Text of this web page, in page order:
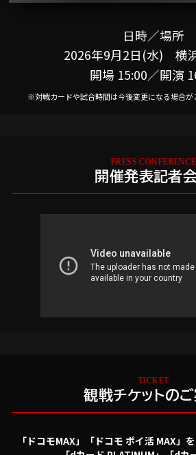
日時／場所
2026年9月2日(水) 横
開場 15:00／開演
※対戦カードや試合時間は今後変更になる場合が
開催発表記者
観戦チケットの
「ドコモMAX」「ドコモ ポイ活 MAX」